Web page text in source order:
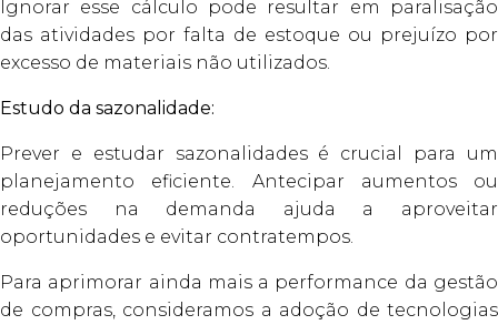
Ignorar esse cálculo pode resultar em paralisação
das atividades por falta de estoque ou prejuízo por
excesso de materiais não utilizados.
Estudo da sazonalidade:
Prever e estudar sazonalidades é crucial para um
planejamento eficiente. Antecipar aumentos ou
reduções na demanda ajuda a aproveitar
oportunidades e evitar contratempos.
Para aprimorar ainda mais a performance da gestão
de compras, consideramos a adoção de tecnologias